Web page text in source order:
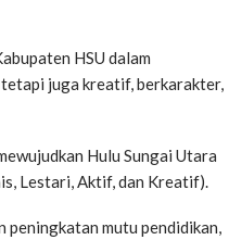
HSU dalam
tetapi juga kreatif, berkarakter,
Hulu Sungai Utara
Lestari, Aktif, dan Kreatif).
peningkatan mutu pendidikan,